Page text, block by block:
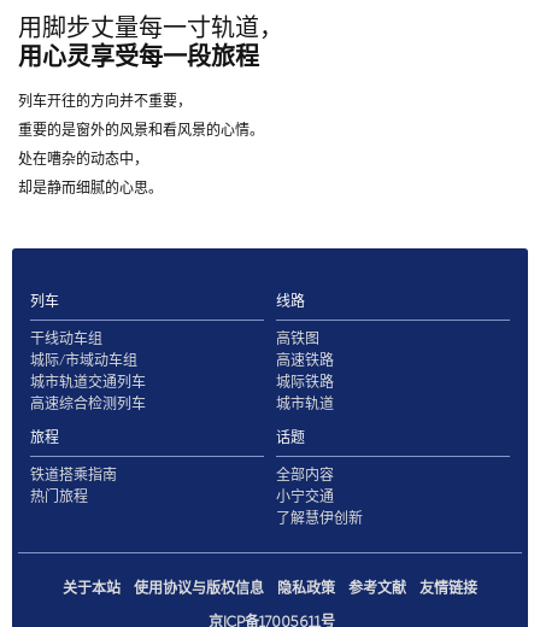
用脚步丈量每一寸轨道，
用心灵享受每一段旅程
列车开往的方向并不重要，
重要的是窗外的风景和看风景的心情。
处在嘈杂的动态中，
却是静而细腻的心思。
列车
干线动车组
城际/市域动车组
城市轨道交通列车
高速综合检测列车
线路
高铁图
高速铁路
城际铁路
城市轨道
旅程
铁道搭乘指南
热门旅程
话题
全部内容
小宁交通
了解慧伊创新
关于本站 使用协议与版权信息 隐私政策 参考文献
友情链接
京ICP备17005611号